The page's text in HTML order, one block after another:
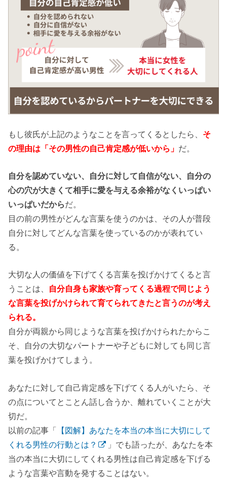
もし彼氏が上記のようなことを言ってくるとしたら、 そ
の理由は「その男性の自己肯定感が低いから」 だ。
自分を認めていない、自分に対して自信がない、自分の
心の穴が大きくて相手に愛を与える余裕がなくいっぱい
いっぱいだからだ。
目の前の男性がどんな言葉を使うのかは、その人が普段
自分に対してどんな言葉を使っているのかが表れてい
る。
大切な人の価値を下げてくる言葉を投げかけてくると言
うことは、 自分自身も家族や育ってくる過程で同じよう
な言葉を投げかけられて育てられてきたと言うのが考え
られる。
自分が両親から同じような言葉を投げかけられたからこ
そ、自分の大切なパートナーや子どもに対しても同じ言
葉を投げかけてしまう。
あなたに対して自己肯定感を下げてくる人がいたら、そ
の点についてとことん話し合うか、離れていくことが大
切だ。
以前の記事「 【図解】あなたを本当の本当に大切にして
くれる男性の行動とは？
」でも語ったが、あなたを本
当の本当に大切にしてくれる男性は自己肯定感を下げる
ような言葉や言動を発することはない。